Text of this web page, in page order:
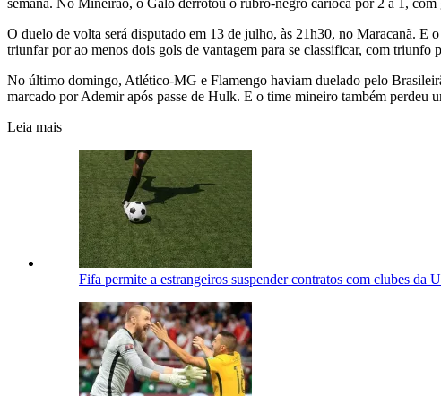
O duelo de volta será disputado em 13 de julho, às 21h30, no Maracanã. E
triunfar por ao menos dois gols de vantagem para se classificar, com
No último domingo, Atlético-MG e Flamengo haviam duelado pelo
marcado por Ademir após passe de Hulk. E o time mineiro também
Leia mais
Fifa permite a estrangeiros suspender contratos com clubes da